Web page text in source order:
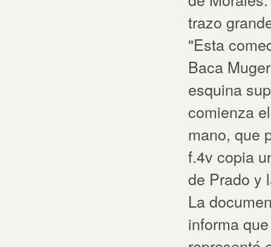
trazo
"Esta
Baca
esquina
comienza
mano, que
f.4v copia
de Prado y
La
informa